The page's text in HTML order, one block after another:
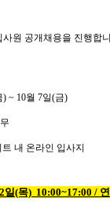
원 공개채용을 진행합
) ~ 10월 7일(금)
내 온라인 입사지
일(목) 10:00~17:00 /